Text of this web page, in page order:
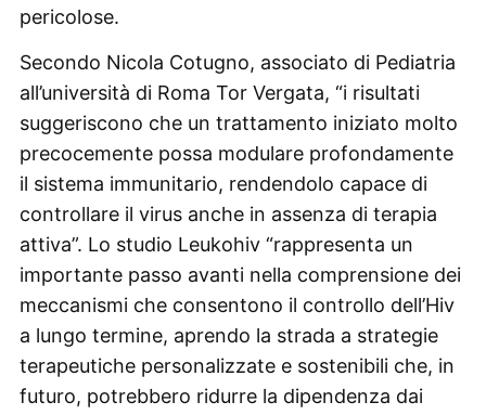
pericolose.
Secondo Nicola Cotugno, associato di Pediatria
all’università di Roma Tor Vergata, “i risultati
suggeriscono che un trattamento iniziato molto
precocemente possa modulare profondamente
il sistema immunitario, rendendolo capace di
controllare il virus anche in assenza di terapia
attiva”. Lo studio Leukohiv “rappresenta un
importante passo avanti nella comprensione dei
meccanismi che consentono il controllo dell’Hiv
a lungo termine, aprendo la strada a strategie
terapeutiche personalizzate e sostenibili che, in
futuro, potrebbero ridurre la dipendenza dai